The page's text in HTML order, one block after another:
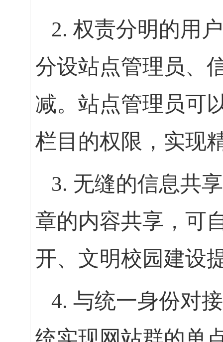
2. 权责分明的用
分设站点管理员、
减。站点管理员可
栏目的权限，实现
3. 无缝的信息共
章的内容共享，可
开、文明校园建设
4. 与统一身份对